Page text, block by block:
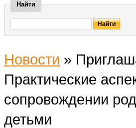
Найти
Новости »
Практические
сопровождении
детьми